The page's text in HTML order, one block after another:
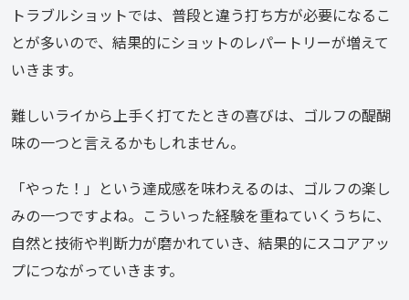
トラブルショットでは、普段と違う打ち方が必要になるこ
とが多いので、結果的にショットのレパートリーが増えて
いきます。
難しいライから上手く打てたときの喜びは、ゴルフの醍醐
味の一つと言えるかもしれません。
「やった！」という達成感を味わえるのは、ゴルフの楽し
みの一つですよね。こういった経験を重ねていくうちに、
自然と技術や判断力が磨かれていき、結果的にスコアアッ
プにつながっていきます。